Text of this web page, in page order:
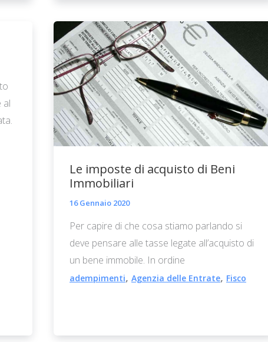
al
Le imposte di acquisto di Beni
Immobiliari
16 Gennaio 2020
Per capire di che cosa stiamo parlando si
deve pensare alle tasse legate all’acquisto di
un bene immobile. In ordine
adempimenti, Agenzia delle Entrate, Fisco